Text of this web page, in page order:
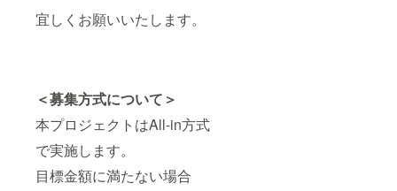
宜しくお願いいたします。
＜募集方式について＞
本プロジェクトはAll-in方式
で実施します。
目標金額に満たない場合